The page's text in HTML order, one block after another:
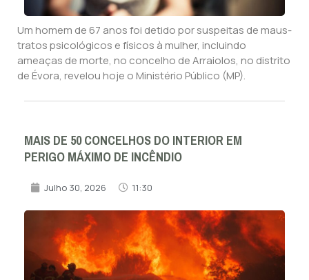
Um homem de 67 anos foi detido por suspeitas de maus-
tratos psicológicos e físicos à mulher, incluindo
ameaças de morte, no concelho de Arraiolos, no distrito
de Évora, revelou hoje o Ministério Público (MP).
MAIS DE 50 CONCELHOS DO INTERIOR EM
PERIGO MÁXIMO DE INCÊNDIO
Julho 30, 2026 11:30